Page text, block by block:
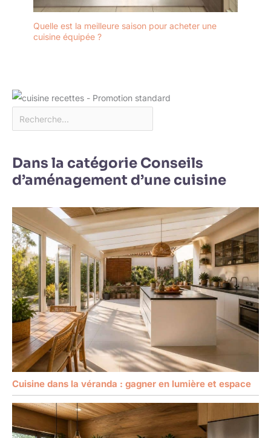
Quelle est la meilleure saison pour acheter une
cuisine équipée ?
Dans la catégorie Conseils
d’aménagement d’une cuisine
Cuisine dans la véranda : gagner en lumière et espace